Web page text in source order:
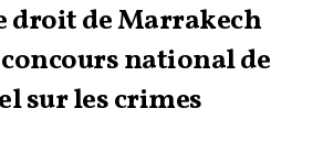
droit de Marrakech
national de
sur les crimes